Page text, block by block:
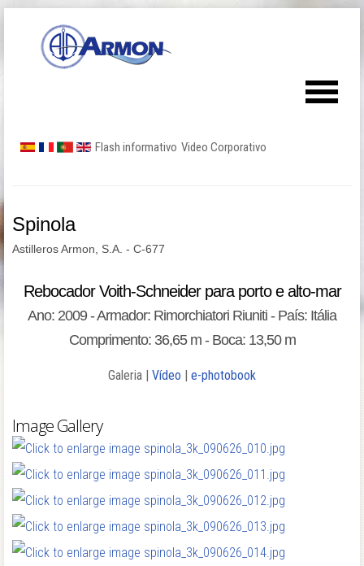
Flash informativo Video Corporativo
Spinola
Astilleros Armon, S.A. - C-677
Rebocador Voith-Schneider para porto e alto-mar
Ano: 2009 - Armador: Rimorchiatori Riuniti - País: Itália
Comprimento: 36,65 m - Boca: 13,50 m
Galeria | Vídeo | e-photobook
Image Gallery